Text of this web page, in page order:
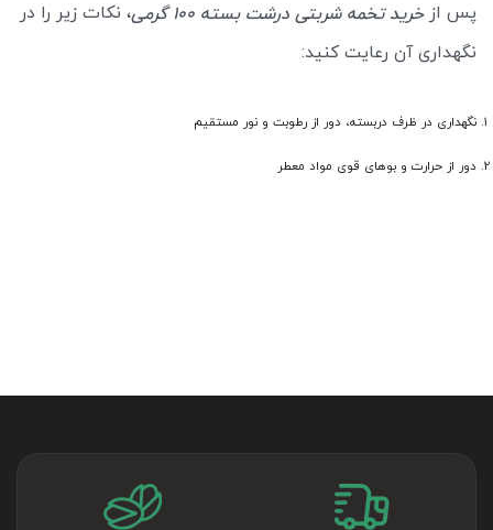
پس ازخرید تخمه شربتی درشت بسته 100 گرمی
، نکات زیر را در
نگهداری آن رعایت کنید:
نگهداری در ظرف دربسته، دور از رطوبت و نور مستقیم
دور از حرارت و بوهای قوی مواد معطر